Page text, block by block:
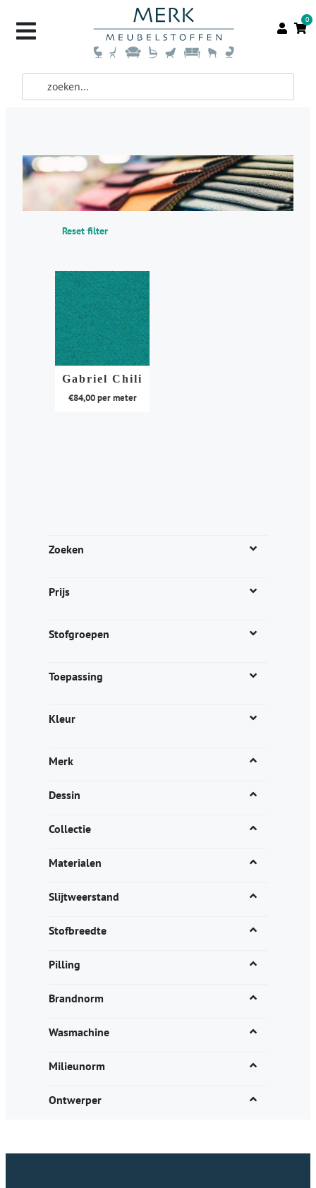
0
Zoeken
Prijs
Stofgroepen
Toepassing
Kleur
Merk
Dessin
Collectie
Materialen
Slijtweerstand
Stofbreedte
Pilling
Brandnorm
Wasmachine
Milieunorm
Ontwerper
Reset filter
Gabriel Chili
€84,00per meter
kan
op
productpagina